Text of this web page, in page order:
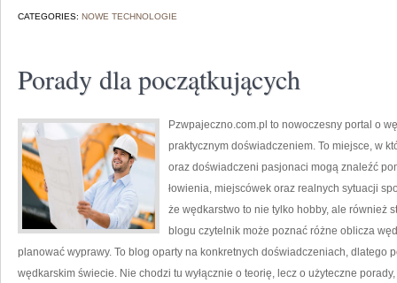
CATEGORIES: NOWE TECHNOLOGIE
Porady dla początkujących
Pzwpajeczno.com.pl to nowoczesny portal o
praktycznym doświadczeniem. To miejsce, w
oraz doświadczeni pasjonaci mogą znaleźć
łowienia, miejscówek oraz realnych sytuacji
że wędkarstwo to nie tylko hobby, ale również
blogu czytelnik może poznać różne oblicza
planować wyprawy. To blog oparty na konkretnych doświadczeniach, dlatego
wędkarskim świecie. Nie chodzi tu wyłącznie o teorię, lecz o użyteczne